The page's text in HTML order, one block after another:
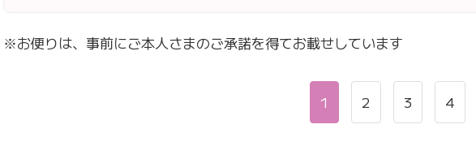
※お便りは、事前にご本人さまのご承諾を得てお載せしています
1 2 3 4